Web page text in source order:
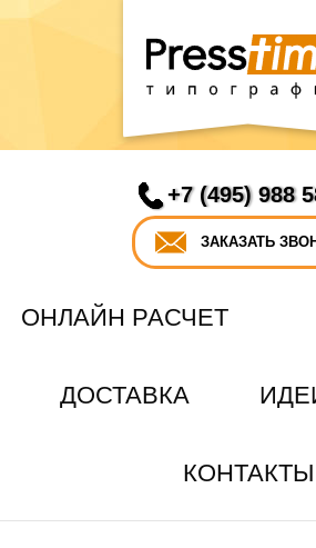
+7 (495) 988
ЗАКАЗАТЬ
ОНЛАЙН РАСЧЕТ
ДОСТАВКА
КОНТАКТЫ